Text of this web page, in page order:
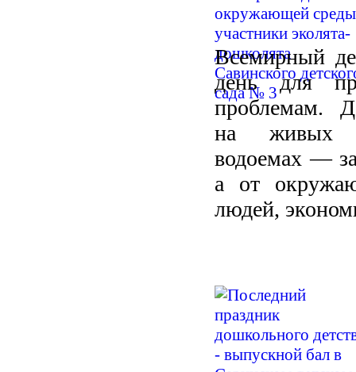
Всемирный
день для
проблемам.
на живых
водоемах —
а от
людей,